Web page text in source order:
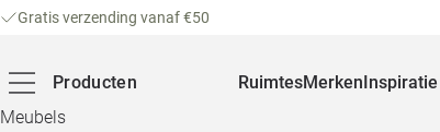
Gratis verzending vanaf €50
Producten
Meubels
RuimtesMerkenInspiratie